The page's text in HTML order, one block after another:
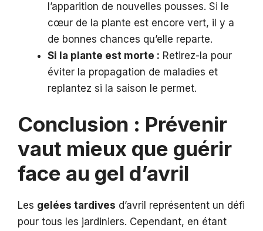
l’apparition de nouvelles pousses. Si le
cœur de la plante est encore vert, il y a
de bonnes chances qu’elle reparte.
Si la plante est morte : Retirez-la pour
éviter la propagation de maladies et
replantez si la saison le permet.
Conclusion : Prévenir
vaut mieux que guérir
face au gel d’avril
Les gelées tardives d’avril représentent un défi
pour tous les jardiniers. Cependant, en étant